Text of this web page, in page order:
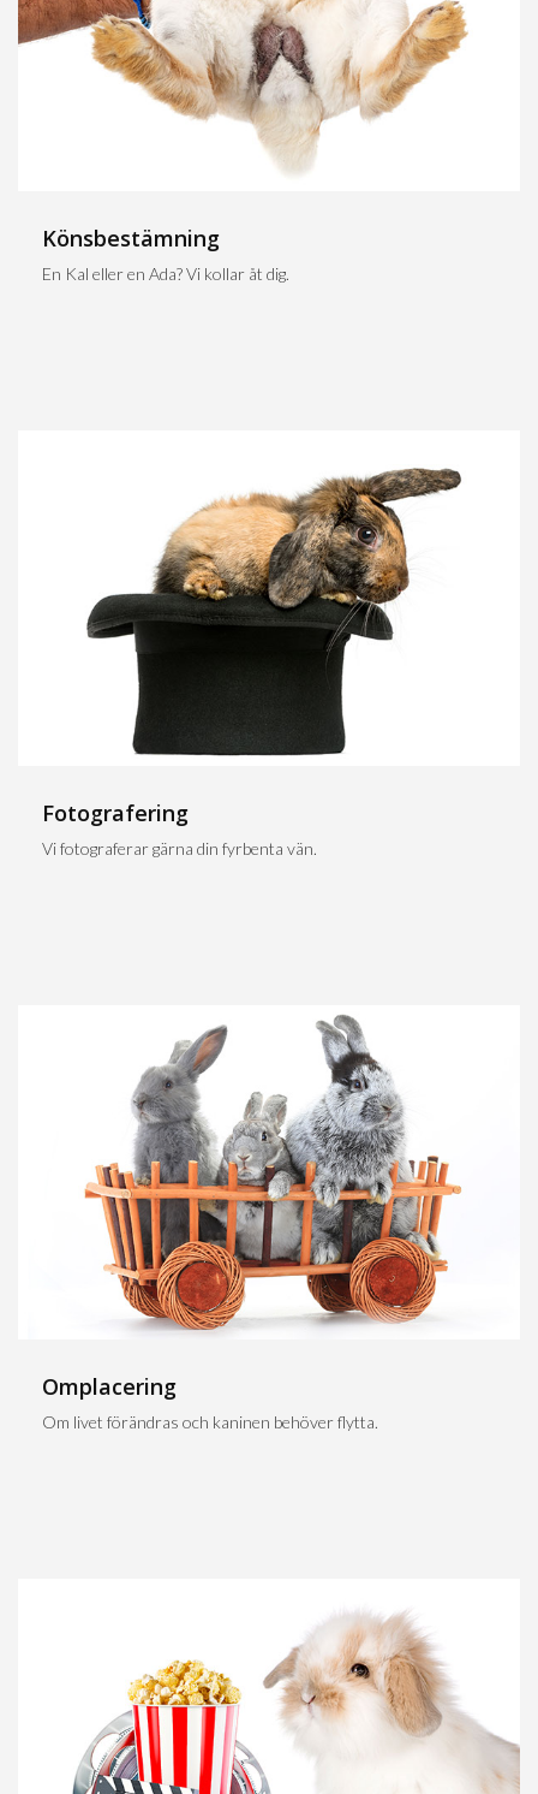
Könsbestämning
En Kal eller en Ada? Vi kollar åt dig.
Fotografering
Vi fotograferar gärna din fyrbenta vän.
Omplacering
Om livet förändras och kaninen behöver flytta.